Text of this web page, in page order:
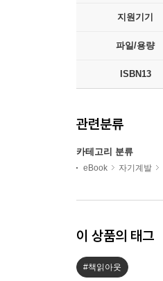
지원기기
파일/용량
ISBN13
관련분류
카테고리 분류
eBook 자기계발
이 상품의 태그
#책읽아웃